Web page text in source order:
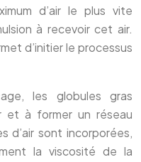
d’air le plus vite
à recevoir cet air.
d’initier le processus
les globules gras
et à former un réseau
d’air sont incorporées,
la viscosité de la